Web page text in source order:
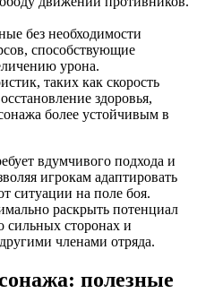
без необходимости
способствующие
урона.
таких как скорость
здоровья,
более устойчивым в
вдумчивого подхода и
игрокам адаптировать
ситуации на поле боя.
раскрыть потенциал
сильных сторонах и
членами отряда.
полезные